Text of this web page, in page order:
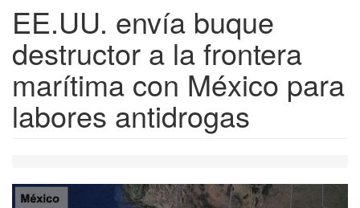
EE.UU. envía buque
destructor a la frontera
marítima con México para
labores antidrogas